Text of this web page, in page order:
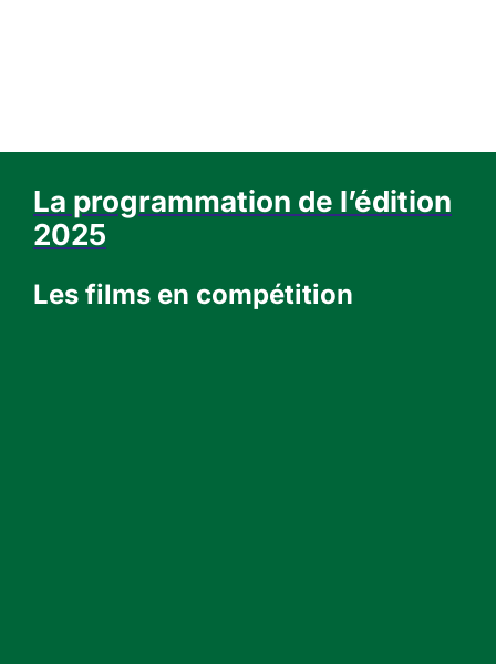
La programmation de l’édition
2025
Les films en compétition